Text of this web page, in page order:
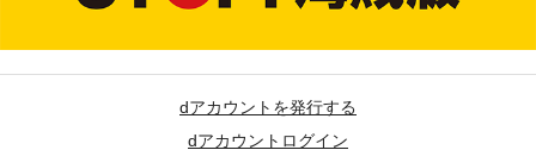
dアカウントを発行する
dアカウントログイン